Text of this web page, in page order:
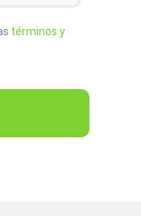
términos y